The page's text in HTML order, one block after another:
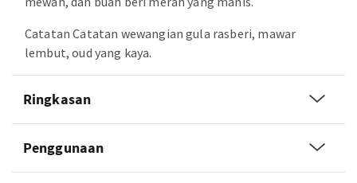
Catatan Catatan wewangian gula rasberi, mawar
lembut, oud yang kaya.
Ringkasan
Penggunaan